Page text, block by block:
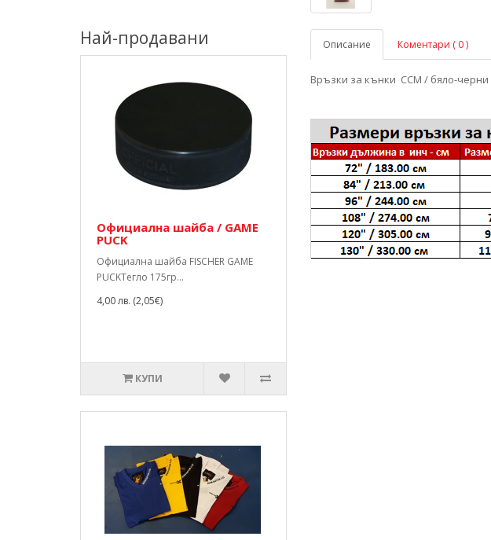
Най-продавани
Официална шайба / GAME
PUCK
Официална шайба FISCHER GAME
PUCKТегло 175гр...
4,00 лв. (2,05€)
КУПИ
Описание Коментари ( 0 )
Връзки за кънки CCM / бяло-черни